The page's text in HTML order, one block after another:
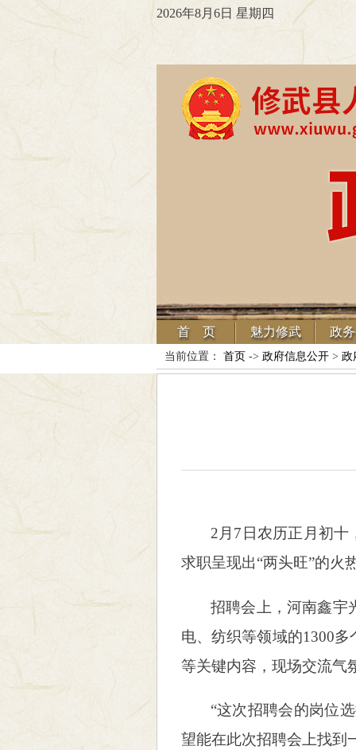
2026年8月6日 星期四
首 页 魅力修武 政
当前位置： 首页 -> 政府信息公开> 政
2月7日农历正月初十
求职呈现出“两头旺”的火
招聘会上，河南鑫宇
电、纺织等领域的1300
等关键内容，现场交流气
“这次招聘会的岗位
望能在此次招聘会上找到